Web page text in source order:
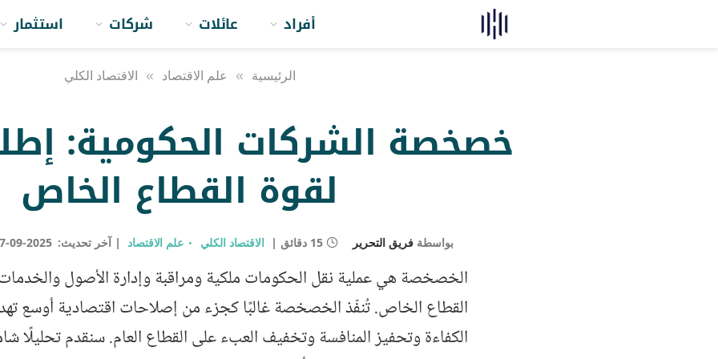
أفراد عائلات شركات استثمار
الرئيسية » علم الاقتصاد » الاقتصاد الكلي
خصخصة الشركات الحكومية:
لقوة القطاع الخاص
بواسطة فريق التحرير 15 دقائق الاقتصاد الكلي علم الاقتصاد آخر تحديث: 2025-09-27
الخصخصة هي عملية نقل الحكومات ملكية ومراقبة وإدارة الأصول والخدمات
القطاع الخاص. تُنفّذ الخصخصة غالبًا كجزء من إصلاحات اقتصادية أوسع
الكفاءة وتحفيز المنافسة وتخفيف العبء على القطاع العام. سنقدم تحليلًا